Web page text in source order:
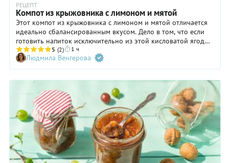
РЕЦЕПТ
Компот из крыжовника с лимоном и мятой
Этот компот из крыжовника с лимоном и мятой отличается
идеально сбалансированным вкусом. Дело в том, что если
готовить напиток исключительно из этой кисловатой ягоды,
он приобретет легкие винные ноты, которые нравятся
далеко не всем. А вот мята с лимоном подчеркнут все
достоинства крыжовника и нивелируют недостатки. Что
касается выбора ягод, советуем использовать самые крепкие,
даже слегка недозрелые экземпляры. И лучше брать именно
зеленый крыжовник, так как красный при хранении может
поменять цвет, а у компота появится неаппетитный
«ржавый» оттенок. Не хотите добавлять ванильный сахар?
Пожалуйста! Компот из крыжовника с лимоном и мятой и
так получится очень ароматным и приятно освежающим.
5 (2) 1 ч
Людмила Венгерова